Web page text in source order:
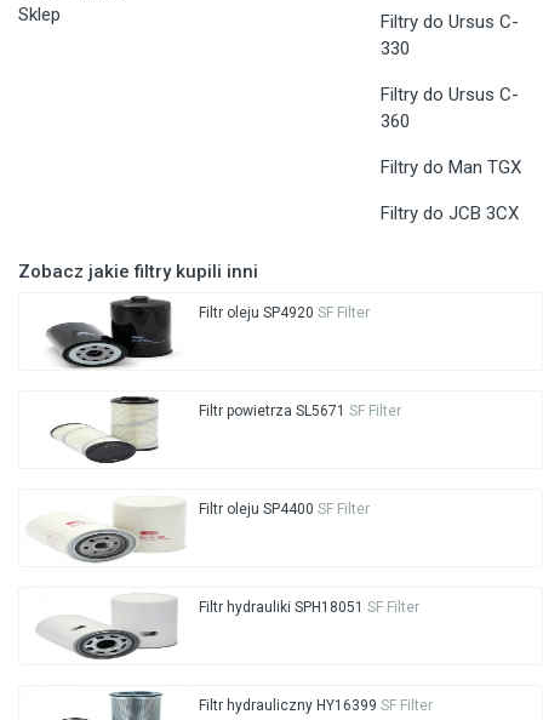
Sklep
Filtry do Ursus C-
330
Filtry do Ursus C-
360
Filtry do Man TGX
Filtry do JCB 3CX
Zobacz jakie filtry kupili inni
Filtr oleju SP4920 SF Filter
Filtr powietrza SL5671 SF Filter
Filtr oleju SP4400 SF Filter
Filtr hydrauliki SPH18051 SF Filter
Filtr hydrauliczny HY16399 SF Filter